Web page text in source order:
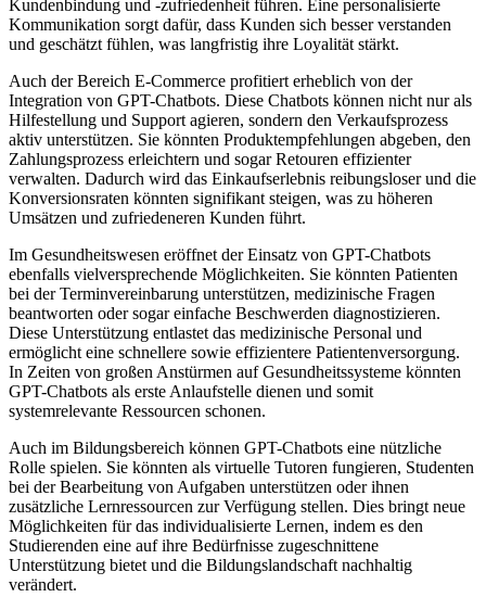
Kundenbindung und -zufriedenheit führen. Eine personalisierte
Kommunikation sorgt dafür, dass Kunden sich besser verstanden
und geschätzt fühlen, was langfristig ihre Loyalität stärkt.
Auch der Bereich E-Commerce profitiert erheblich von der
Integration von GPT-Chatbots. Diese Chatbots können nicht nur als
Hilfestellung und Support agieren, sondern den Verkaufsprozess
aktiv unterstützen. Sie könnten Produktempfehlungen abgeben, den
Zahlungsprozess erleichtern und sogar Retouren effizienter
verwalten. Dadurch wird das Einkaufserlebnis reibungsloser und die
Konversionsraten könnten signifikant steigen, was zu höheren
Umsätzen und zufriedeneren Kunden führt.
Im Gesundheitswesen eröffnet der Einsatz von GPT-Chatbots
ebenfalls vielversprechende Möglichkeiten. Sie könnten Patienten
bei der Terminvereinbarung unterstützen, medizinische Fragen
beantworten oder sogar einfache Beschwerden diagnostizieren.
Diese Unterstützung entlastet das medizinische Personal und
ermöglicht eine schnellere sowie effizientere Patientenversorgung.
In Zeiten von großen Anstürmen auf Gesundheitssysteme könnten
GPT-Chatbots als erste Anlaufstelle dienen und somit
systemrelevante Ressourcen schonen.
Auch im Bildungsbereich können GPT-Chatbots eine nützliche
Rolle spielen. Sie könnten als virtuelle Tutoren fungieren, Studenten
bei der Bearbeitung von Aufgaben unterstützen oder ihnen
zusätzliche Lernressourcen zur Verfügung stellen. Dies bringt neue
Möglichkeiten für das individualisierte Lernen, indem es den
Studierenden eine auf ihre Bedürfnisse zugeschnittene
Unterstützung bietet und die Bildungslandschaft nachhaltig
verändert.